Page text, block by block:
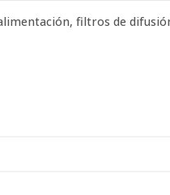
filtros de